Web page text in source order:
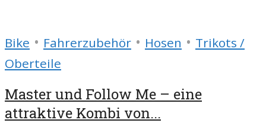
Bike • Fahrerzubehör • Hosen • Trikots /
Oberteile
Master und Follow Me – eine
attraktive Kombi von...